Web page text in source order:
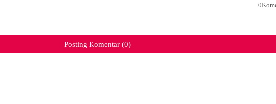
Posting Komentar (0)